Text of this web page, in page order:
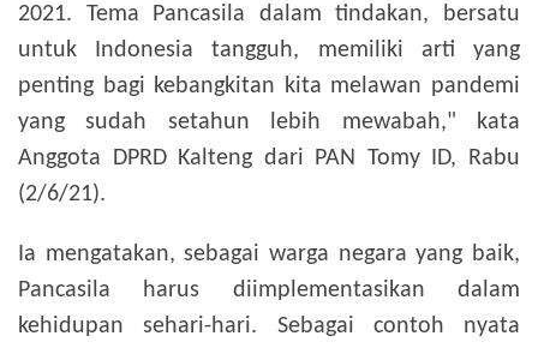
2021. Tema Pancasila dalam tindakan, bersatu
untuk Indonesia tangguh, memiliki arti yang
penting bagi kebangkitan kita melawan pandemi
yang sudah setahun lebih mewabah," kata
Anggota DPRD Kalteng dari PAN Tomy ID, Rabu
(2/6/21).
Ia mengatakan, sebagai warga negara yang baik,
Pancasila harus diimplementasikan dalam
kehidupan sehari-hari. Sebagai contoh nyata